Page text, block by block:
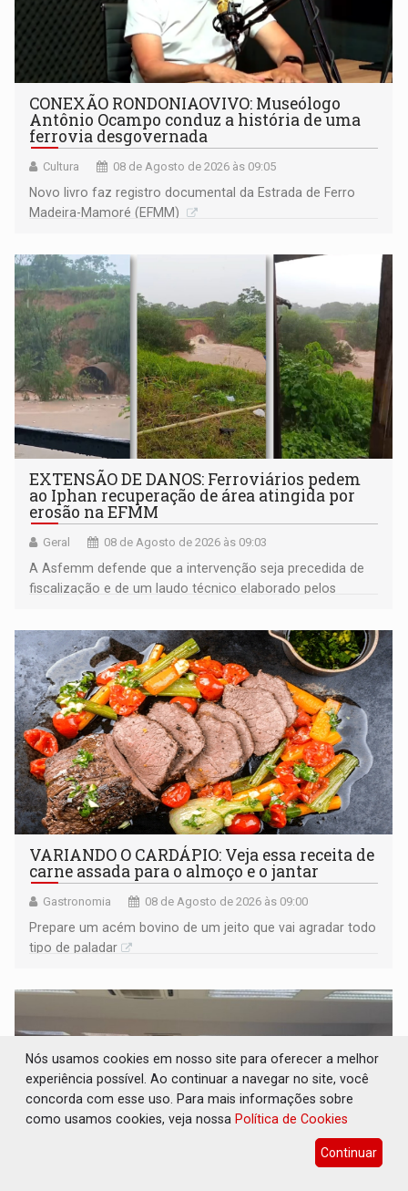
CONEXÃO RONDONIAOVIVO: Museólogo
Antônio Ocampo conduz a história de uma
ferrovia desgovernada
Cultura 08 de Agosto de 2026 às 09:05
Novo livro faz registro documental da Estrada de Ferro
Madeira-Mamoré (EFMM)
EXTENSÃO DE DANOS: Ferroviários pedem
ao Iphan recuperação de área atingida por
erosão na EFMM
Geral 08 de Agosto de 2026 às 09:03
A Asfemm defende que a intervenção seja precedida de
fiscalização e de um laudo técnico elaborado pelos
VARIANDO O CARDÁPIO: Veja essa receita de
carne assada para o almoço e o jantar
Gastronomia 08 de Agosto de 2026 às 09:00
Prepare um acém bovino de um jeito que vai agradar todo
tipo de paladar
Nós usamos cookies em nosso site para oferecer a melhor
experiência possível. Ao continuar a navegar no site, você
concorda com esse uso. Para mais informações sobre
como usamos cookies, veja nossa Política de Cookies
Continuar